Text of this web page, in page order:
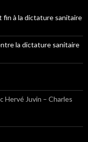
fin à la dictature sanitaire
la dictature sanitaire
Hervé Juvin – Charles